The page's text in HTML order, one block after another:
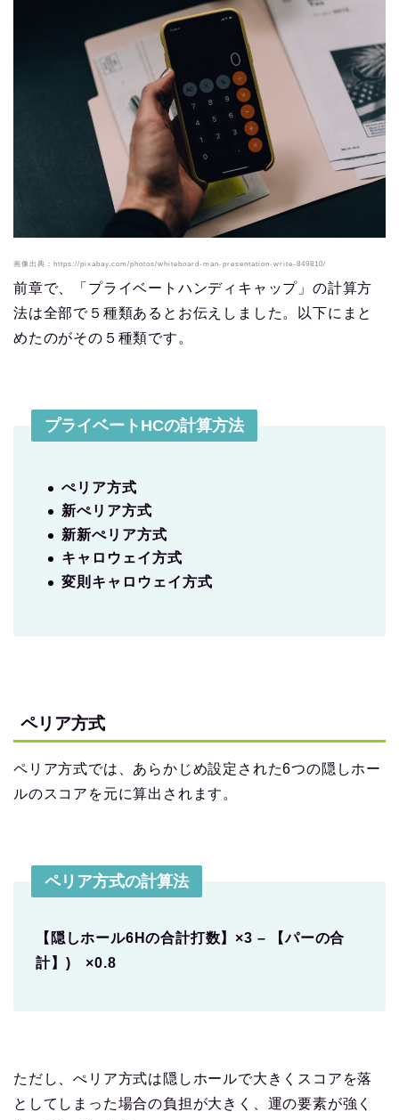
画像出典：https://pixabay.com/photos/whiteboard-man-presentation-write-849810/
前章で、「プライベートハンディキャップ」の計算方
法は全部で５種類あるとお伝えしました。以下にまと
めたのがその５種類です。
プライベートHCの計算方法
ぺリア方式
新ぺリア方式
新新ぺリア方式
キャロウェイ方式
変則キャロウェイ方式
ペリア方式
ペリア方式では、あらかじめ設定された6つの隠しホー
ルのスコアを元に算出されます。
ペリア方式の計算法
【隠しホール6Hの合計打数】×3 – 【パーの合
計】) ×0.8
ただし、ぺリア方式は隠しホールで大きくスコアを落
としてしまった場合の負担が大きく、運の要素が強く